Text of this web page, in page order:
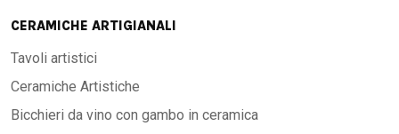
CERAMICHE ARTIGIANALI
Tavoli artistici
Ceramiche Artistiche
Bicchieri da vino con gambo in ceramica